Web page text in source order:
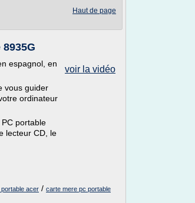
Haut de page
voir la vidéo
espagnol, en
vous guider
ordinateur
portable
lecteur CD, le
acer / carte mere pc portable